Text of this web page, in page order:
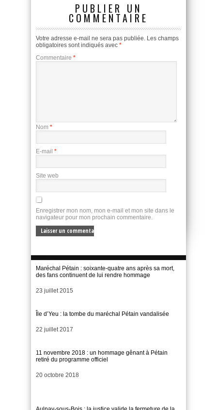
PUBLIER UN
COMMENTAIRE
Votre adresse e-mail ne sera pas publiée. Les champs
obligatoires sont indiqués avec *
Commentaire *
Nom *
E-mail *
Site web
Enregistrer mon nom, mon e-mail et mon site dans le
navigateur pour mon prochain commentaire.
Maréchal Pétain : soixante-quatre ans après sa mort,
des fans continuent de lui rendre hommage
Date
23 juillet 2015
Île d’Yeu : la tombe du maréchal Pétain vandalisée
Date
22 juillet 2017
11 novembre 2018 : un hommage gênant à Pétain
retiré du programme officiel
Date
20 octobre 2018